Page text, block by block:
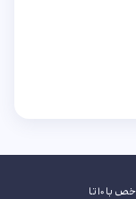
شــبکه توزیـع کتاب‌های شـاخص با ۱۰ تا